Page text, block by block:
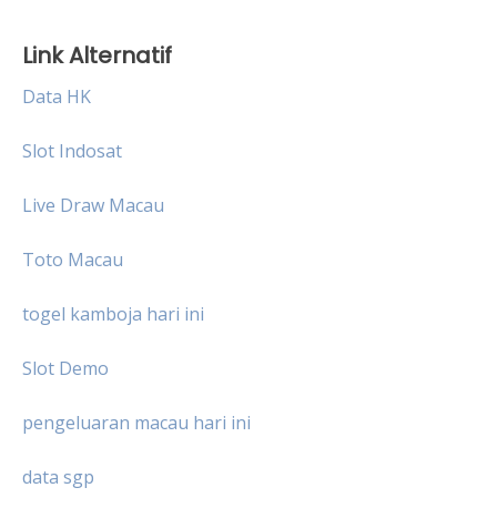
Link Alternatif
Data HK
Slot Indosat
Live Draw Macau
Toto Macau
togel kamboja hari ini
Slot Demo
pengeluaran macau hari ini
data sgp